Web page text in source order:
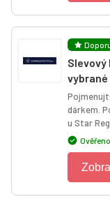
dárkem.
u Star
Ověřeno